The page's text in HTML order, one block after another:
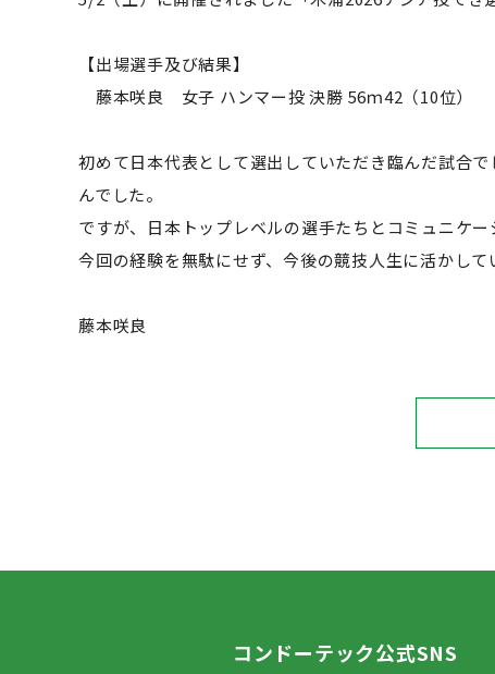
【出場選手及び結果】
藤本咲良 女子 ハンマー投決勝 56ｍ42（10位）
初めて日本代表として選出していただき臨んだ試合
んでした。
ですが、日本トップレベルの選手たちとコミュニケ
今回の経験を無駄にせず、今後の競技人生に活かして
藤本咲良
コンドーテック公式SNS